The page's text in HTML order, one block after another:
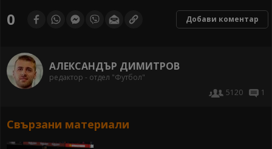
0 Добави коментар
АЛЕКСАНДЪР ДИМИТРОВ
редактор - отдел "Футбол"
5120
1
Свързани материали